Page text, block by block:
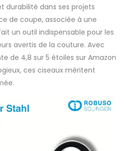
durabilité dans ses projets
de coupe, associée à une
un outil indispensable pour les
avertis de la couture. Avec
de 4,8 sur 5 étoiles sur Amazon
ces ciseaux méritent